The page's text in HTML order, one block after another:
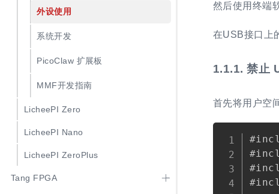
外设使用
系统开发
PicoClaw 扩展板
MMF开发指南
LicheePI Zero
LicheePI Nano
LicheePI ZeroPlus
Tang FPGA
然后使用终端
在USB接口上
1.1.1.禁止
首先将用户空